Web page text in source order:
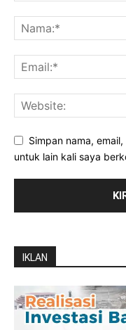
Simpan nama,
untuk lain kali saya
IKLAN